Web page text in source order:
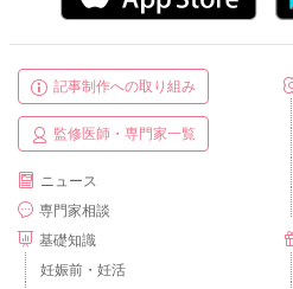
記事制作への取り組み
監修医師・専門家一覧
ニュース
専門家相談
基礎知識
妊娠前・妊活